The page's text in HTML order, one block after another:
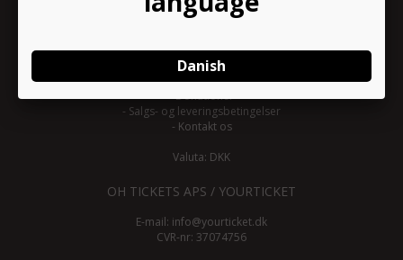
INFORMATION
-Om YourTicket
Bliv arrangør
-Arrangør login
-Donationer
- Salgs- og leveringsbetingelser
- Kontakt os
Valuta: DKK
OH TICKETS APS / YOURTICKET
E-mail: info@yourticket.dk
CVR-nr: 37074756